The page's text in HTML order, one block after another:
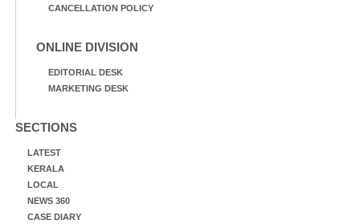
CANCELLATION POLICY
ONLINE DIVISION
EDITORIAL DESK
MARKETING DESK
SECTIONS
LATEST
KERALA
LOCAL
NEWS 360
CASE DIARY